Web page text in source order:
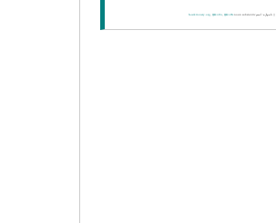
|| نامواژه: اسم fa.wiktionary.org Ϣiki-En Ϣiki-De nounsubstantiv